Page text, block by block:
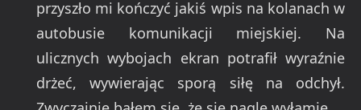
przyszło mi kończyć jakiś wpis na kolanach w
autobusie komunikacji miejskiej. Na
ulicznych wybojach ekran potrafił wyraźnie
drżeć, wywierając sporą siłę na odchył.